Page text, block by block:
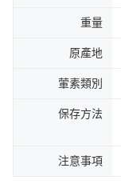
重量
原產地
葷素類別
保存方法
注意事項